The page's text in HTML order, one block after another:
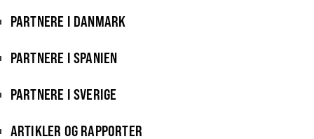
PARTNERE I DANMARK
PARTNERE I SPANIEN
PARTNERE I SVERIGE
ARTIKLER OG RAPPORTER